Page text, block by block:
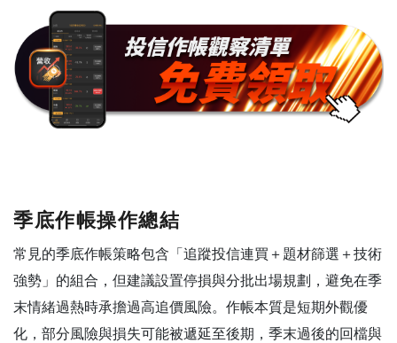
季底作帳操作總結
常見的季底作帳策略包含「追蹤投信連買＋題材篩選＋技術
強勢」的組合，但建議設置停損與分批出場規劃，避免在季
末情緒過熱時承擔過高追價風險。作帳本質是短期外觀優
化，部分風險與損失可能被遞延至後期，季末過後的回檔與